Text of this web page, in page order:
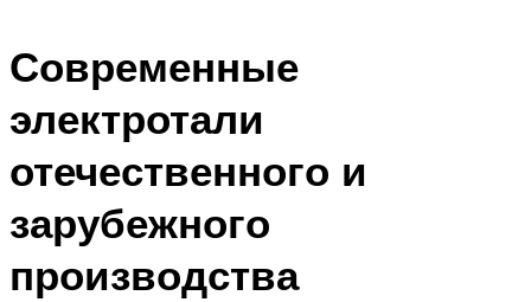
Современные
электротали
отечественного и
зарубежного
производства